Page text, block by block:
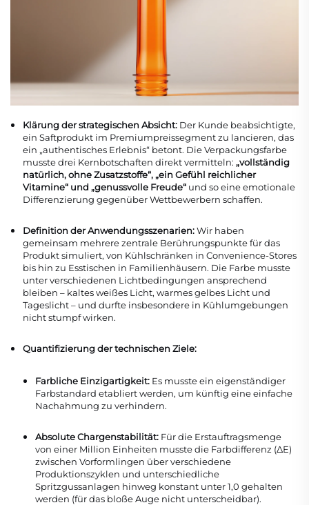
Klärung der strategischen Absicht: Der Kunde beabsichtigte,
ein Saftprodukt im Premiumpreissegment zu lancieren, das
ein „authentisches Erlebnis“ betont. Die Verpackungsfarbe
musste drei Kernbotschaften direkt vermitteln: „vollständig
natürlich, ohne Zusatzstoffe“, „ein Gefühl reichlicher
Vitamine“ und „genussvolle Freude“ und so eine emotionale
Differenzierung gegenüber Wettbewerbern schaffen.
Definition der Anwendungsszenarien:Wir haben
gemeinsam mehrere zentrale Berührungspunkte für das
Produkt simuliert, von Kühlschränken in Convenience-Stores
bis hin zu Esstischen in Familienhäusern. Die Farbe musste
unter verschiedenen Lichtbedingungen ansprechend
bleiben – kaltes weißes Licht, warmes gelbes Licht und
Tageslicht – und durfte insbesondere in Kühlumgebungen
nicht stumpf wirken.
Quantifizierung der technischen Ziele:
Farbliche Einzigartigkeit: Es musste ein eigenständiger
Farbstandard etabliert werden, um künftig eine einfache
Nachahmung zu verhindern.
Absolute Chargenstabilität: Für die Erstauftragsmenge
von einer Million Einheiten musste die Farbdifferenz (ΔE)
zwischen Vorformlingen über verschiedene
Produktionszyklen und unterschiedliche
Spritzgussanlagen hinweg konstant unter 1,0 gehalten
werden (für das bloße Auge nicht unterscheidbar).